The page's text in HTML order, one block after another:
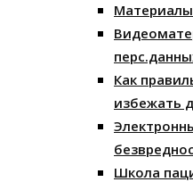
Как
избежать
Школа